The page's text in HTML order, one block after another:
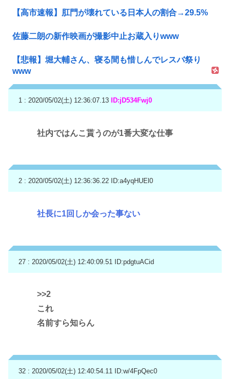
【高市速報】肛門が壊れている日本人の割合→29.5%
佐藤二朗の新作映画が撮影中止お蔵入りwww
【悲報】堀大輔さん、寝る間も惜しんでレスバ祭り
www
1 : 2020/05/02(土) 12:36:07.13 ID:jD534Fwj0
社内ではんこ貰うのが1番大変な仕事
2 : 2020/05/02(土) 12:36:36.22 ID:a4yqHUEl0
社長に1回しか会った事ない
27 : 2020/05/02(土) 12:40:09.51 ID:pdgtuACid
>>2
これ
名前すら知らん
32 : 2020/05/02(土) 12:40:54.11 ID:w/4FpQec0